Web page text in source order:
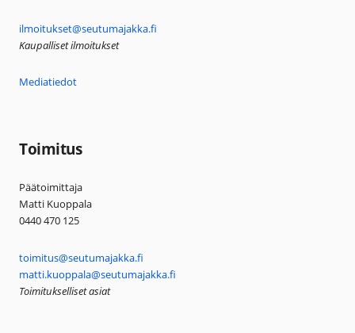
ilmoitukset@seutumajakka.fi
Kaupalliset ilmoitukset
Mediatiedot
Toimitus
Päätoimittaja
Matti Kuoppala
0440 470 125
toimitus@seutumajakka.fi
matti.kuoppala@seutumajakka.fi
Toimitukselliset asiat